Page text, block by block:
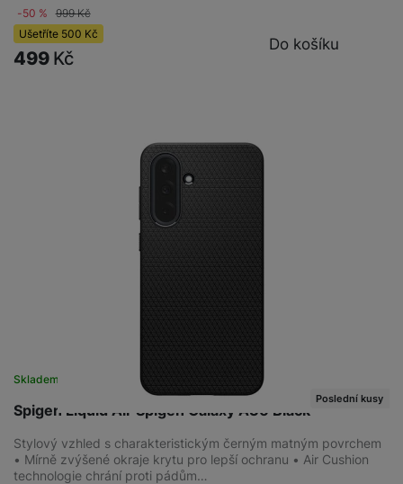
-50 % 999Kč
Ušetříte 500 Kč
499 Kč
Do košíku
Spigen Liquid Air Spigen Galaxy A36 Black
Skladem na prodejně na 1 prodejně
Poslední kusy
Stylový vzhled s charakteristickým černým matným povrchem
• Mírně zvýšené okraje krytu pro lepší ochranu • Air Cushion
technologie chrání proti pádům…